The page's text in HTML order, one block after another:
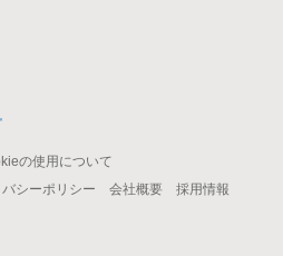
の使用について
シーポリシー 会社概要
採用情報